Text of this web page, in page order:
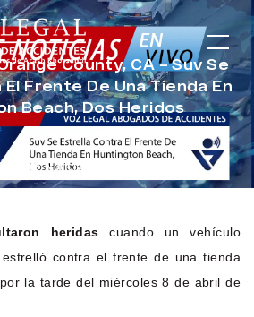
County, CA – Suv Se
Frente De Una Tienda En
Beach, Dos Heridos
Noticias de Accidentes
heridas cuando un vehículo
contra el frente de una tienda
la tarde del miércoles 8 de abril de